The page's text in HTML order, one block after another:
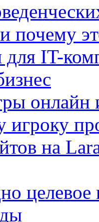
и почему
для IT-
онлайн
игроку
на